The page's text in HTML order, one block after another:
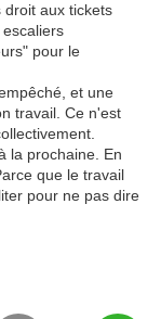
aux tickets
pour le
et une
travail. Ce n'est
la prochaine. En
que le travail
pour ne pas dire